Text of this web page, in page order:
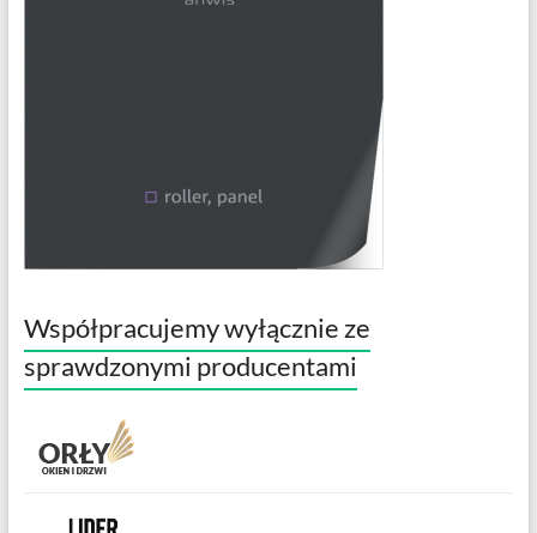
Współpracujemy wyłącznie ze
sprawdzonymi producentami